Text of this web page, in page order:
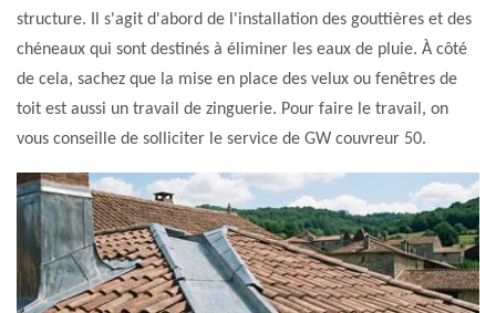
structure. Il s'agit d'abord de l'installation des gouttières et des
chéneaux qui sont destinés à éliminer les eaux de pluie. À côté
de cela, sachez que la mise en place des velux ou fenêtres de
toit est aussi un travail de zinguerie. Pour faire le travail, on
vous conseille de solliciter le service de GW couvreur 50.